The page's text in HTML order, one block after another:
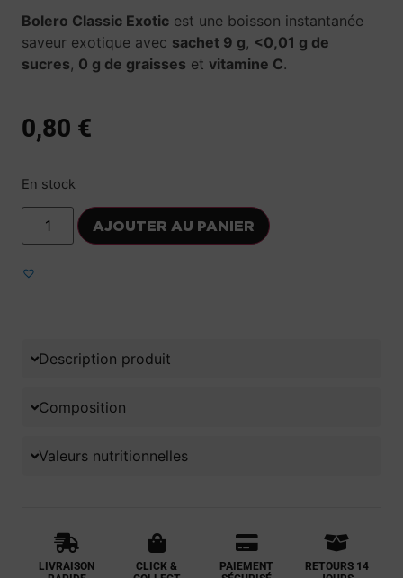
Bolero Classic Exotic est une boisson instantanée
saveur exotique avec sachet 9 g, <0,01 g de
sucres, 0 g de graisses et vitamine C.
0,80 €
En stock
AJOUTER AU PANIER
Description produit
Composition
Valeurs nutritionnelles
LIVRAISON
CLICK &
PAIEMENT
RETOURS 14